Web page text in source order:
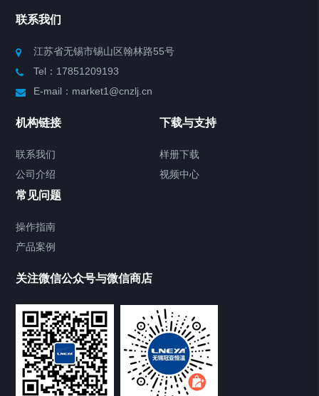
制冷加热动态控温系统
Chiller直冷控温机组
Heating Circulator加热循环器
Freezer低温箱
VOCs冷凝回收装置
联系我们
江苏省无锡市锡山区翰林路55号
Tel：17851209193
E-mail：market1@cnzlj.cn
机构链接
联系我们
公司介绍
下载与支持
样册下载
视频中心
常见问题
操作指南
产品案例
关注微信公众号与微信商店